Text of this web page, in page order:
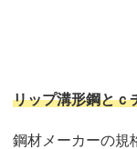
リップ溝形鋼とｃ
鋼材メーカーの規